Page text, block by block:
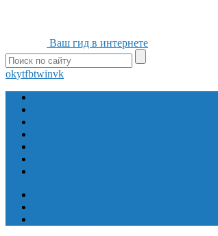
Ваш гид в интернете
okytfbtwinvk